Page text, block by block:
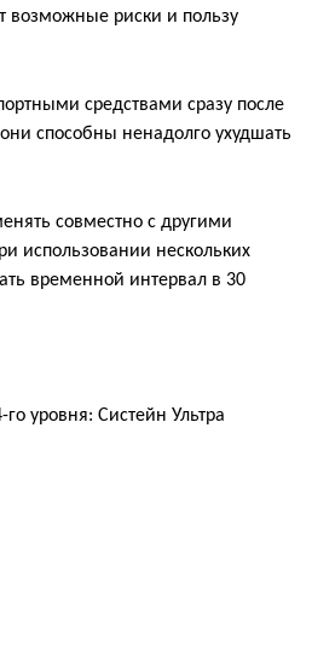
возможные риски и пользу
средствами сразу после
способны ненадолго ухудшать
совместно с другими
использовании нескольких
временной интервал в 30
уровня: Cистейн Ультра